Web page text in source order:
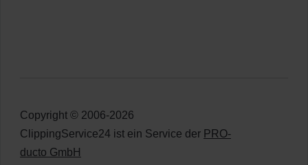
Copyright © 2006-2026
ClippingService24 ist ein Service der PRO-
ducto GmbH